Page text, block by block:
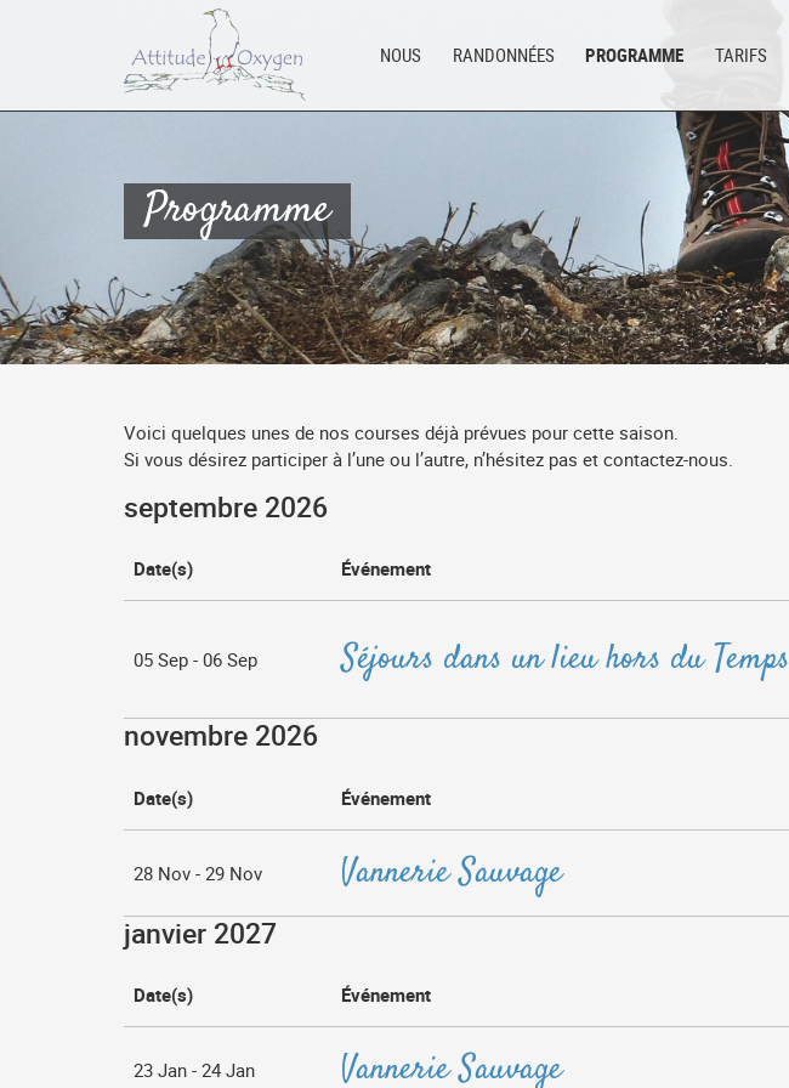
NOUS RANDONNÉES PROGRAMME TARIFS
Programme
Voici quelques unes de nos courses déjà prévues pour cette saison.
Si vous désirez participer à l’une ou l’autre, n’hésitez pas et contactez-nous.
septembre 2026
Date(s) Événement
05 Sep - 06 Sep Séjours dans un lieu hors du Temps
novembre 2026
Date(s) Événement
28 Nov - 29 Nov Vannerie Sauvage
janvier 2027
Date(s) Événement
23 Jan - 24 Jan Vannerie Sauvage